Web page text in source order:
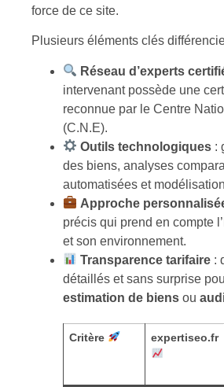
force de ce site.
Plusieurs éléments clés
Réseau d’experts
intervenant possède une
reconnue par le Centre
(C.N.E).
Outils technologiques :
des biens, analyses
automatisées et
Approche
précis qui prend en compte
et son environnement.
Transparence tarifaire :
détaillés et sans surprise
estimation de biens ou
Critère expertiseo.fr